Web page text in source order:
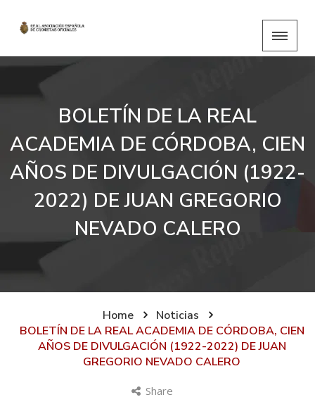
BOLETÍN DE LA REAL
ACADEMIA DE CÓRDOBA, CIEN
AÑOS DE DIVULGACIÓN (1922-
2022) DE JUAN GREGORIO
NEVADO CALERO
Home
Noticias
BOLETÍN DE LA REAL ACADEMIA DE CÓRDOBA, CIEN
AÑOS DE DIVULGACIÓN (1922-2022) DE JUAN
GREGORIO NEVADO CALERO
Share